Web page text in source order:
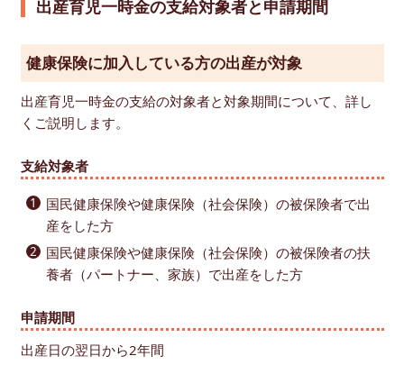
出産育児一時金の支給対象者と申請期間
健康保険に加入している方の出産が対象
出産育児一時金の支給の対象者と対象期間について、詳し
くご説明します。
支給対象者
国民健康保険や健康保険（社会保険）の被保険者で出
産をした方
国民健康保険や健康保険（社会保険）の被保険者の扶
養者（パートナー、家族）で出産をした方
申請期間
出産日の翌日から2年間